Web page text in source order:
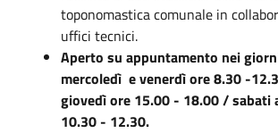
toponomastica comunale in
uffici tecnici.
Aperto su appuntamento nei
mercoledì e venerdì ore 8.30 -
giovedì ore 15.00 - 18.00 / sabati
10.30 - 12.30.